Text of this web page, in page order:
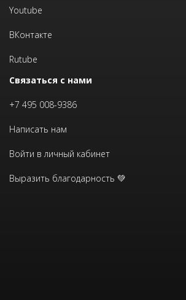
Youtube
ВКонтакте
Rutube
Связаться с нами
+7 495 008-9386
Написать нам
Войти в личный кабинет
Выразить благодарность 💚